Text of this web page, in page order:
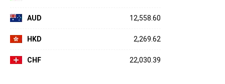
AUD 12,558.60
HKD 2,269.62
CHF 22,030.39